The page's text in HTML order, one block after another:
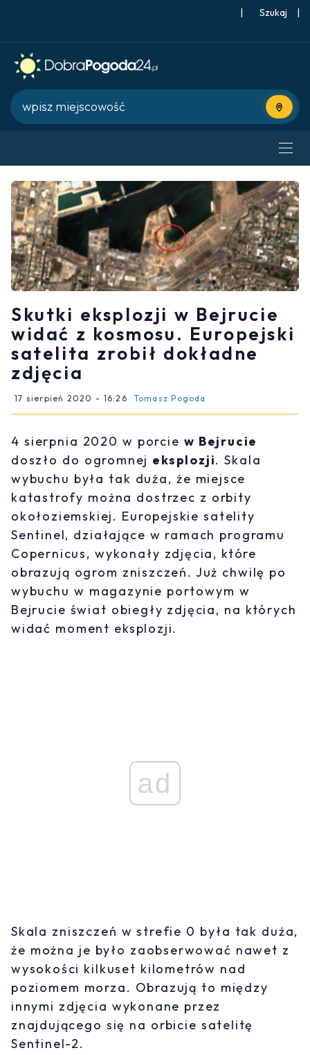
| |
Użyj
Skutki eksplozji w Bejrucie
widać z kosmosu. Europejski
satelita zrobił dokładne
zdjęcia
17 sierpień 2020 - 16:26 Tomasz Pogoda
4 sierpnia 2020 w porcie w Bejrucie
doszło do ogromnej eksplozji. Skala
wybuchu była tak duża, że miejsce
katastrofy można dostrzec z orbity
okołoziemskiej. Europejskie satelity
Sentinel, działające w ramach programu
Copernicus, wykonały zdjęcia, które
obrazują ogrom zniszczeń. Już chwilę po
wybuchu w magazynie portowym w
Bejrucie świat obiegły zdjęcia, na których
widać moment eksplozji.
ad
Skala zniszczeń w strefie 0 była tak duża,
że można je było zaobserwować nawet z
wysokości kilkuset kilometrów nad
poziomem morza. Obrazują to między
innymi zdjęcia wykonane przez
znajdującego się na orbicie satelitę
Sentinel-2.